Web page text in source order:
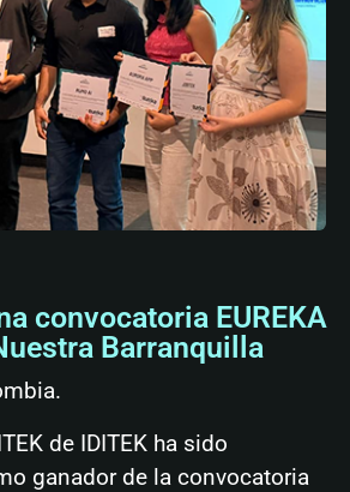
convocatoria EUREKA
Barranquilla
de IDITEK ha sido
ganador de la convocatoria